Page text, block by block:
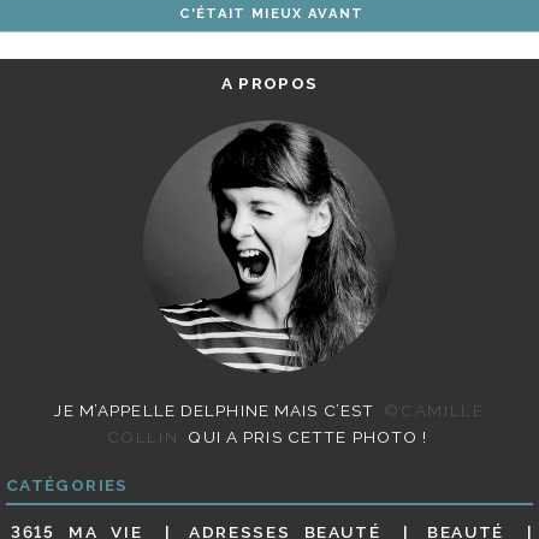
ARTICLES
C'ÉTAIT MIEUX AVANT
A PROPOS
JE M’APPELLE DELPHINE MAIS C’EST
©CAMILLE
COLLIN
QUI A PRIS CETTE PHOTO !
CATÉGORIES
3615 MA VIE ADRESSES BEAUTÉ BEAUTÉ